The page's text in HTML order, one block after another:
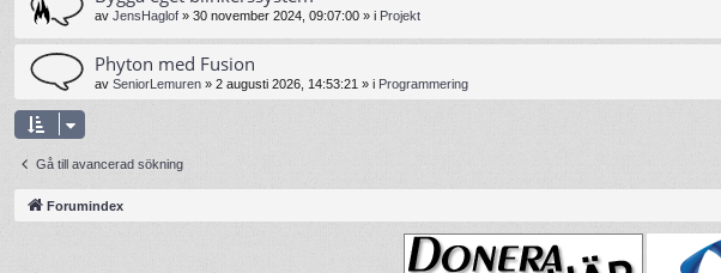
av JensHaglof » 30 november 2024, 09:07:00 » i Projekt
Phyton med Fusion
av SeniorLemuren » 2 augusti 2026, 14:53:21 » i Programmering
Gå till avancerad sökning
Forumindex